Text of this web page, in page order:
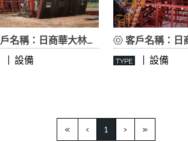
稱：日商華大林營造股份有限公司
| 設備
客戶名稱：日商華大林營
TYPE | 設備
« ‹ 1 (current)
› »